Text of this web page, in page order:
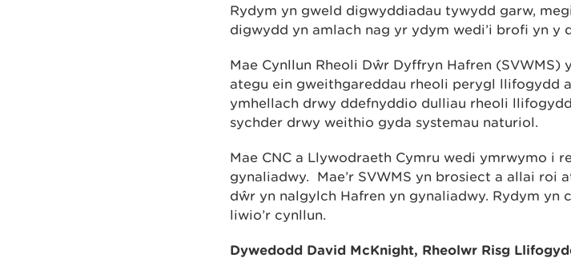
Rydym yn gweld digwyddiadau tywydd garw,
digwydd yn amlach nag yr ydym wedi’i brofi yn y
Mae Cynllun Rheoli Dŵr Dyffryn Hafren
ategu ein gweithgareddau rheoli perygl llifogydd
ymhellach drwy ddefnyddio dulliau rheoli
sychder drwy weithio gyda systemau naturiol.
Mae CNC a Llywodraeth Cymru wedi ymrwymo i
gynaliadwy. Mae’r SVWMS yn brosiect a allai
dŵr yn nalgylch Hafren yn gynaliadwy. Rydym yn
liwio’r cynllun.
Dywedodd David McKnight, Rheolwr Risg